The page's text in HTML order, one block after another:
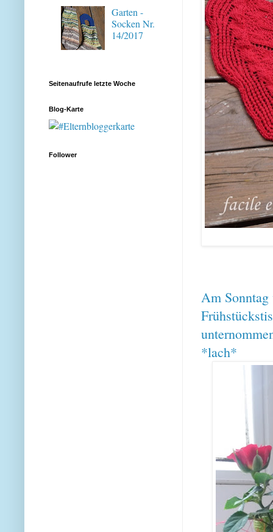
Am
*lach*
Garten -
Socken Nr.
14/2017
Seitenaufrufe letzte Woche
Blog-Karte
Follower